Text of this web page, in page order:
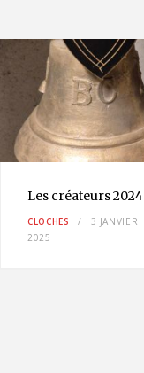
Les créateurs 2024
CLOCHES
3 JANVIER
2025